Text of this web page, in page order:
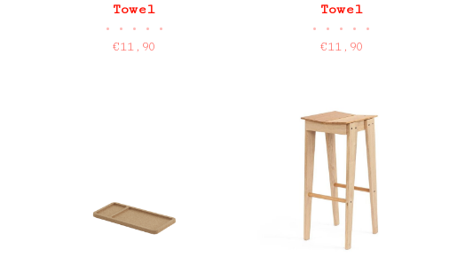
Towel
• • • • •
€11,90
Towel
• • • • •
€11,90